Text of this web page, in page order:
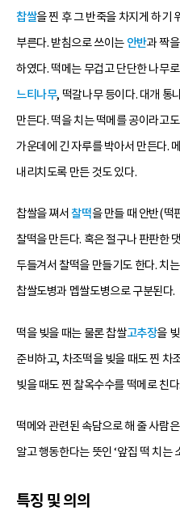
찹쌀을 찐 후 그 반죽을 차지게 하기
부른다. 받침으로 쓰이는 안반과 짝
하였다. 떡메는 무겁고 단단한 나무
느티나무, 떡갈나무 등이다. 대개 통
만든다. 떡을 치는 떡메를 공이라고
가운데에 긴 자루를 박아서 만든다.
내리치도록 만든 것도 있다.
찹쌀을 쪄서찰떡을 만들 때 안반(떡
찰떡을 만든다. 혹은 절구나 판판한
두들겨서 찰떡을 만들기도 한다. 치
찹쌀도병과 멥쌀도병으로 구분된다.
떡을 빚을 때는 물론 찹쌀고추장을
준비하고, 차조떡을 빚을 때도 찐 차
빚을 때도 찐 찰옥수수를 떡메로 친다.
떡메와 관련된 속담으로 해 줄 사람
알고 행동한다는 뜻인 ‘앞집 떡 치는
특징 및 의의